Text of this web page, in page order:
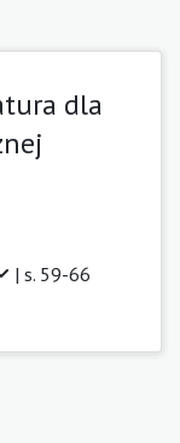
dla
| s. 59-66